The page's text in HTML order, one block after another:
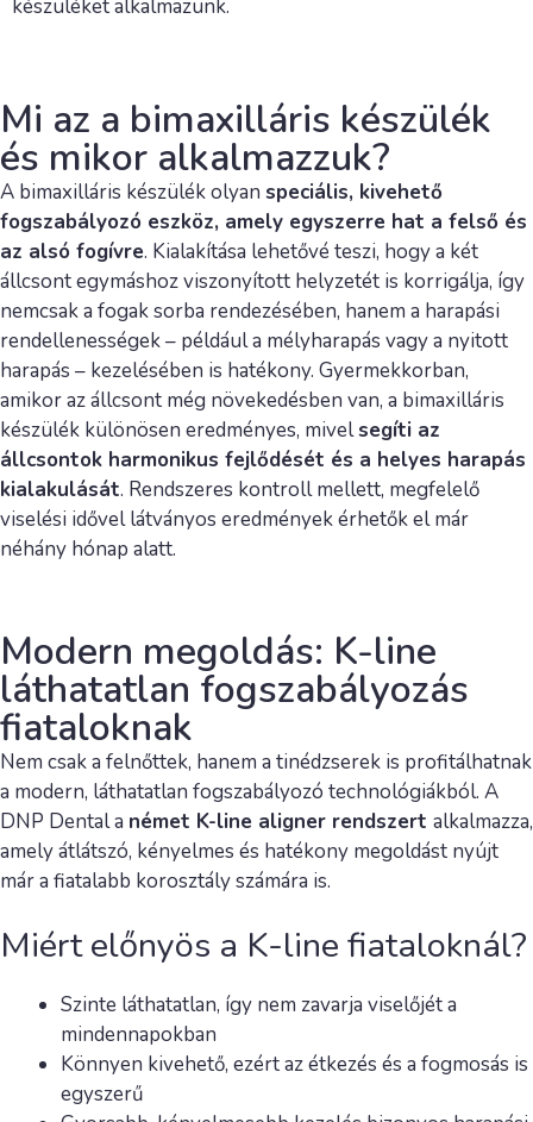
készüléket alkalmazunk.
Mi az a bimaxilláris készülék
és mikor alkalmazzuk?
A bimaxilláris készülék olyan speciális, kivehető
fogszabályozó eszköz, amely egyszerre hat a felső és
az alsó fogívre. Kialakítása lehetővé teszi, hogy a két
állcsont egymáshoz viszonyított helyzetét is korrigálja, így
nemcsak a fogak sorba rendezésében, hanem a harapási
rendellenességek – például a mélyharapás vagy a nyitott
harapás – kezelésében is hatékony. Gyermekkorban,
amikor az állcsont még növekedésben van, a bimaxilláris
készülék különösen eredményes, mivelsegíti az
állcsontok harmonikus fejlődését és a helyes harapás
kialakulását. Rendszeres kontroll mellett, megfelelő
viselési idővel látványos eredmények érhetők el már
néhány hónap alatt.
Modern megoldás: K-line
láthatatlan fogszabályozás
fiataloknak
Nem csak a felnőttek, hanem a tinédzserek is profitálhatnak
a modern, láthatatlan fogszabályozó technológiákból. A
DNP Dental a német K-line aligner rendszert alkalmazza,
amely átlátszó, kényelmes és hatékony megoldást nyújt
már a fiatalabb korosztály számára is.
Miért előnyös a K-line fiataloknál?
Szinte láthatatlan, így nem zavarja viselőjét a
mindennapokban
Könnyen kivehető, ezért az étkezés és a fogmosás is
egyszerű